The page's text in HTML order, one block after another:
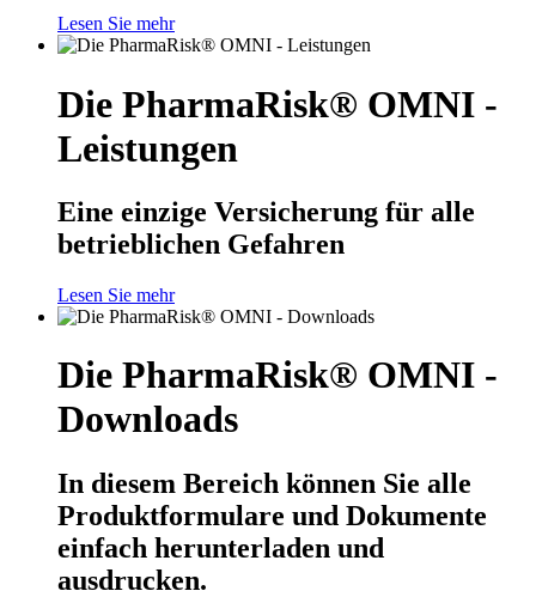
Lesen Sie mehr
Die PharmaRisk® OMNI -
Leistungen
Eine einzige Versicherung für alle
betrieblichen Gefahren
Lesen Sie mehr
Die PharmaRisk® OMNI -
Downloads
In diesem Bereich können Sie alle
Produktformulare und Dokumente
einfach herunterladen und
ausdrucken.